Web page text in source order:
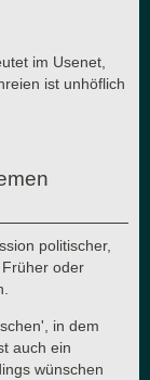
im Usenet,
ist unhöflich
politischer,
oder
in dem
auch ein
wünschen